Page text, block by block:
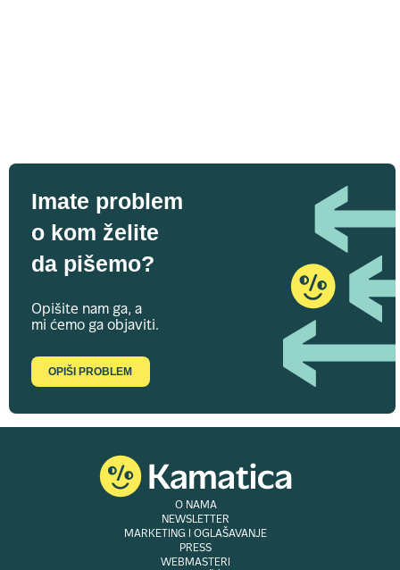
Imate problem
o kom želite
da pišemo?
Opišite nam ga, a
mi ćemo ga objaviti.
OPIŠI PROBLEM
O NAMA
NEWSLETTER
MARKETING I OGLAŠAVANJE
PRESS
WEBMASTERI